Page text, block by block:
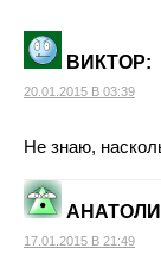
ВИКТОР:
20.01.2015 В 03:39
Не знаю,
17.01.2015 В 21:49